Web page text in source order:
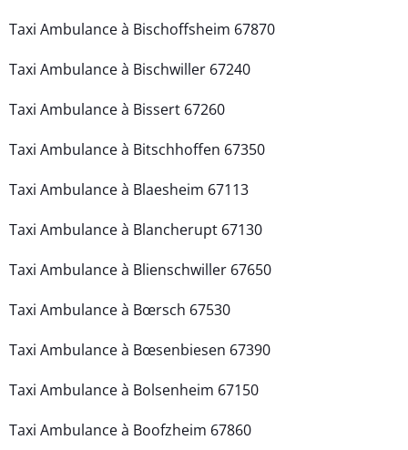
Taxi Ambulance à Bischoffsheim 67870
Taxi Ambulance à Bischwiller 67240
Taxi Ambulance à Bissert 67260
Taxi Ambulance à Bitschhoffen 67350
Taxi Ambulance à Blaesheim 67113
Taxi Ambulance à Blancherupt 67130
Taxi Ambulance à Blienschwiller 67650
Taxi Ambulance à Bœrsch 67530
Taxi Ambulance à Bœsenbiesen 67390
Taxi Ambulance à Bolsenheim 67150
Taxi Ambulance à Boofzheim 67860